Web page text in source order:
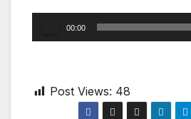
Player
00:00
Post Views: 48